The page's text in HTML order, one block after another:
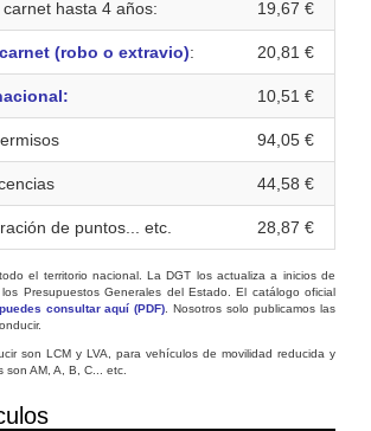
hasta 4 años: 19,67 €
(robo o extravio): 20,81 €
10,51 €
94,05 €
44,58 €
de puntos... etc. 28,87 €
el territorio nacional. La DGT los actualiza a inicios de
Presupuestos Generales del Estado. El catálogo oficial
consultar aquí (PDF). Nosotros solo publicamos las
son LCM y LVA, para vehículos de movilidad reducida y
son AM, A, B, C... etc.